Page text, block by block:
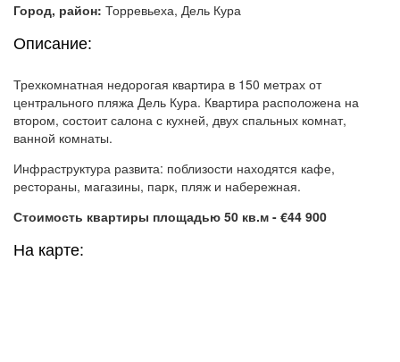
Город, район: Торревьеха, Дель Кура
Описание:
Трехкомнатная недорогая квартира в 150 метрах от
центрального пляжа Дель Кура. Квартира расположена на
втором, состоит салона с кухней, двух спальных комнат,
ванной комнаты.
Инфраструктура развита: поблизости находятся кафе,
рестораны, магазины, парк, пляж и набережная.
Стоимость квартиры площадью 50 кв.м - €44 900
На карте: